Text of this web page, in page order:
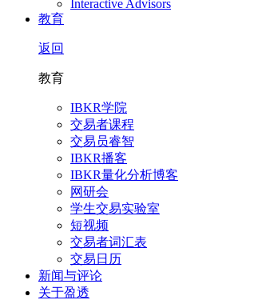
Interactive Advisors
教育
返回
教育
IBKR学院
交易者课程
交易员睿智
IBKR播客
IBKR量化分析博客
网研会
学生交易实验室
短视频
交易者词汇表
交易日历
新闻与评论
关于盈透